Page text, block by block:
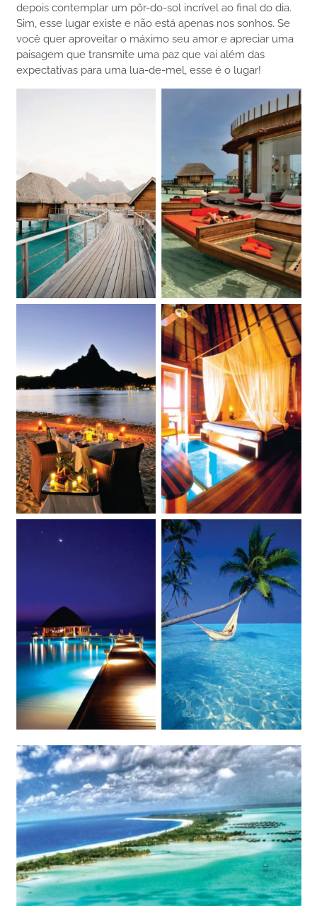
depois contemplar um pôr-do-sol incrível ao final do dia.
Sim, esse lugar existe e não está apenas nos sonhos. Se
você quer aproveitar o máximo seu amor e apreciar uma
paisagem que transmite uma paz que vai além das
expectativas para uma lua-de-mel, esse é o lugar!